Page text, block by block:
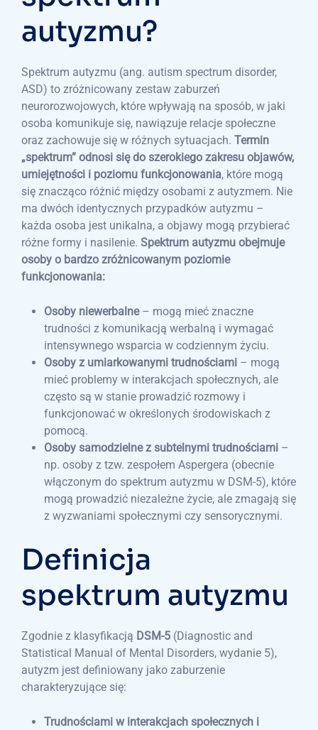
autyzmu?
Spektrum autyzmu (ang. autism spectrum disorder,
ASD) to zróżnicowany zestaw zaburzeń
neurorozwojowych, które wpływają na sposób, w jaki
osoba komunikuje się, nawiązuje relacje społeczne
oraz zachowuje się w różnych sytuacjach. Termin
„spektrum” odnosi się do szerokiego zakresu objawów,
umiejętności i poziomu funkcjonowania, które mogą
się znacząco różnić między osobami z autyzmem. Nie
ma dwóch identycznych przypadków autyzmu –
każda osoba jest unikalna, a objawy mogą przybierać
różne formy i nasilenie. Spektrum autyzmu obejmuje
osoby o bardzo zróżnicowanym poziomie
funkcjonowania:
Osoby niewerbalne– mogą mieć znaczne
trudności z komunikacją werbalną i wymagać
intensywnego wsparcia w codziennym życiu.
Osoby z umiarkowanymi trudnościami – mogą
mieć problemy w interakcjach społecznych, ale
często są w stanie prowadzić rozmowy i
funkcjonować w określonych środowiskach z
pomocą.
Osoby samodzielne z subtelnymi trudnościami –
np. osoby z tzw. zespołem Aspergera (obecnie
włączonym do spektrum autyzmu w DSM-5), które
mogą prowadzić niezależne życie, ale zmagają się
z wyzwaniami społecznymi czy sensorycznymi.
Definicja
spektrum autyzmu
Zgodnie z klasyfikacją DSM-5 (Diagnostic and
Statistical Manual of Mental Disorders, wydanie 5),
autyzm jest definiowany jako zaburzenie
charakteryzujące się:
Trudnościami w interakcjach społecznych i